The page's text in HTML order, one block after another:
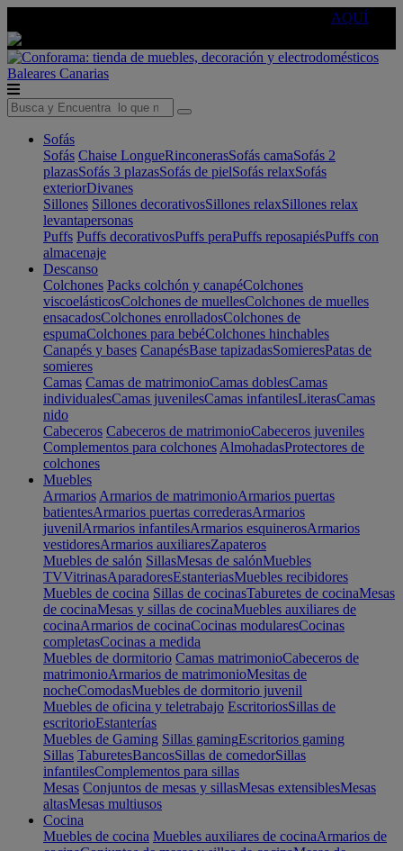
AQUÍ
Baleares Canarias
Sofás
Sofás Chaise LongueRinconerasSofás camaSofás 2
plazasSofás 3 plazasSofás de pielSofás relaxSofás
exteriorDivanes
Sillones Sillones decorativosSillones relaxSillones relax
levantapersonas
Puffs Puffs decorativosPuffs peraPuffs reposapiésPuffs con
almacenaje
Descanso
Colchones Packs colchón y canapéColchones
viscoelásticosColchones de muellesColchones de muelles
ensacadosColchones enrolladosColchones de
espumaColchones para bebéColchones hinchables
Canapés y bases CanapésBase tapizadasSomieresPatas de
somieres
Camas Camas de matrimonioCamas doblesCamas
individualesCamas juvenilesCamas infantilesLiterasCamas
nido
Cabeceros Cabeceros de matrimonioCabeceros juveniles
Complementos para colchones AlmohadasProtectores de
colchones
Muebles
Armarios Armarios de matrimonioArmarios puertas
batientesArmarios puertas correderasArmarios
juvenilArmarios infantilesArmarios esquinerosArmarios
vestidoresArmarios auxiliaresZapateros
Muebles de salón SillasMesas de salónMuebles
TVVitrinasAparadoresEstanteriasMuebles recibidores
Muebles de cocina Sillas de cocinasTaburetes de cocinaMesas
de cocinaMesas y sillas de cocinaMuebles auxiliares de
cocinaArmarios de cocinaCocinas modularesCocinas
completasCocinas a medida
Muebles de dormitorio Camas matrimonioCabeceros de
matrimonioArmarios de matrimonioMesitas de
nocheComodasMuebles de dormitorio juvenil
Muebles de oficina y teletrabajo EscritoriosSillas de
escritorioEstanterías
Muebles de Gaming Sillas gamingEscritorios gaming
Sillas TaburetesBancosSillas de comedorSillas
infantilesComplementos para sillas
Mesas Conjuntos de mesas y sillasMesas extensiblesMesas
altasMesas multiusos
Cocina
Muebles de cocina Muebles auxiliares de cocinaArmarios de